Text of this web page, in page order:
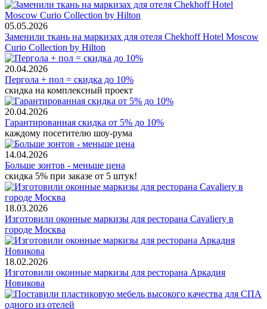
05.05.2026
Заменили ткань на маркизах для отеля Chekhoff Hotel Moscow
Curio Collection by Hilton
20.04.2026
Пергола + пол = скидка до 10%
скидка на комплексный проект
20.04.2026
Гарантированная скидка от 5% до 10%
каждому посетителю шоу-рума
14.04.2026
Больше зонтов - меньше цена
скидка 5% при заказе от 5 штук!
18.03.2026
Изготовили оконные маркизы для ресторана Cavaliery в
городе Москва
18.02.2026
Изготовили оконные маркизы для ресторана Аркадия
Новикова